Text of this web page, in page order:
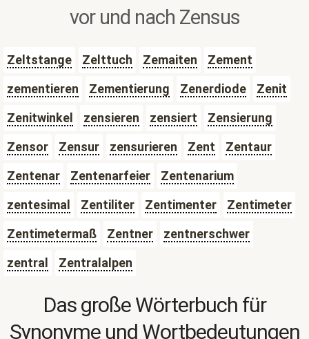
vor und nach Zensus
Zeltstange Zelttuch Zemaiten
Zement
zementieren
Zementierung Zenerdiode
Zenit
Zenitwinkel
zensieren zensiert
Zensierung
Zensor
Zensur zensurieren Zent
Zentaur
Zentenar
Zentenarfeier
Zentenarium
zentesimal
Zentiliter Zentimenter
Zentimeter
Zentimetermaß
Zentner
zentnerschwer
zentral
Zentralalpen
Das große Wörterbuch für
Synonyme und Wortbedeutungen